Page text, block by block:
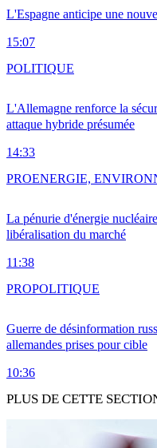
L'Espagne anticipe une
15:07
L'Allemagne renforce la
attaque hybride présumée
14:33
POLITIQUE
La pénurie d'énergie
libéralisation du marché
11:38
PROENERGIE,
Guerre de désinformation
allemandes prises pour cible
10:36
PROPOLITIQUE
PLUS DE CETTE